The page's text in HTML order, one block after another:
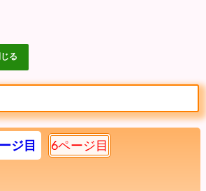
ジ目 6ページ目